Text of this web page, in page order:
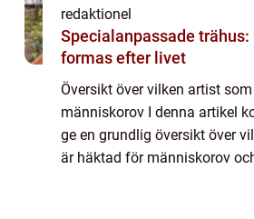
redaktionel
Specialanpassade
formas efter livet
Översikt över vilken artist
människorov I denna artikel
ge en grundlig översikt över
är häktad för människorov